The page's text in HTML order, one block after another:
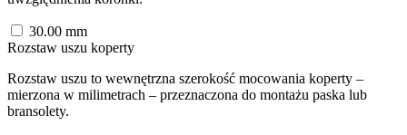
30.00 mm
Rozstaw uszu koperty
Rozstaw uszu to wewnętrzna szerokość mocowania koperty –
mierzona w milimetrach – przeznaczona do montażu paska lub
bransolety.